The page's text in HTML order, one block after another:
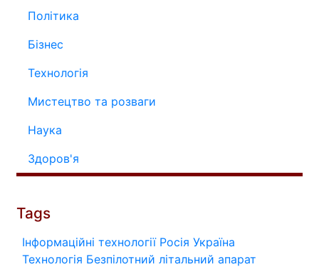
Політика
Бізнес
Технологія
Мистецтво та розваги
Наука
Здоров'я
Tags
Інформаційні технології Росія Україна
Технологія Безпілотний літальний апарат